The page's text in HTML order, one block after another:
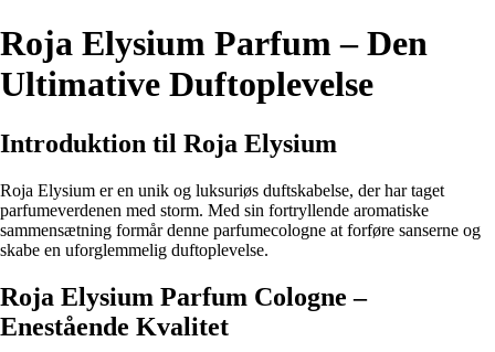
Roja Elysium Parfum – Den
Ultimative Duftoplevelse
Introduktion til Roja Elysium
Roja Elysium er en unik og luksuriøs duftskabelse, der har taget
parfumeverdenen med storm. Med sin fortryllende aromatiske
sammensætning formår denne parfumecologne at forføre sanserne og
skabe en uforglemmelig duftoplevelse.
Roja Elysium Parfum Cologne –
Enestående Kvalitet